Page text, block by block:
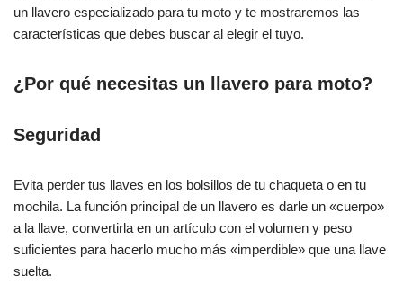
un llavero especializado para tu moto y te mostraremos las
características que debes buscar al elegir el tuyo.
¿Por qué necesitas un llavero para moto?
Seguridad
Evita perder tus llaves en los bolsillos de tu chaqueta o en tu
mochila. La función principal de un llavero es darle un «cuerpo»
a la llave, convertirla en un artículo con el volumen y peso
suficientes para hacerlo mucho más «imperdible» que una llave
suelta.